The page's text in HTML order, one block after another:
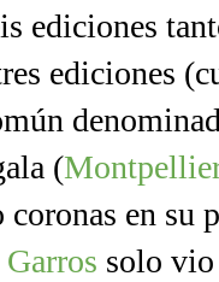
ediciones
ediciones
(
en su
solo vio